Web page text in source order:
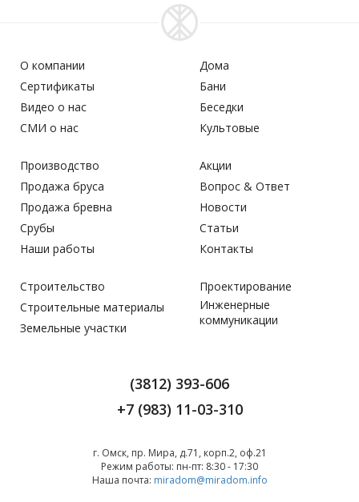
О компании
Сертификаты
Видео о нас
СМИ о нас
Дома
Бани
Беседки
Культовые
Производство
Продажа бруса
Продажа бревна
Срубы
Наши работы
Акции
Вопрос & Ответ
Новости
Статьи
Контакты
Строительство
Строительные материалы
Земельные участки
Проектирование
Инженерные
коммуникации
(3812) 393-606
+7 (983) 11-03-310
г. Омск, пр. Мира, д.71, корп.2, оф.21
Режим работы: пн-пт: 8:30 - 17:30
Наша почта: miradom@miradom.info